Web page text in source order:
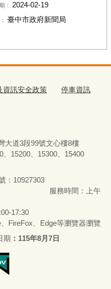
： 2024-02-19
臺中市政府新聞局
資訊安全政策 停車資訊
大道3段99號文心樓8樓
、15200、15300、15400
： 10927303
：上午
17:30
FireFox、Edge等瀏覽器瀏覽
期 115年8月7日